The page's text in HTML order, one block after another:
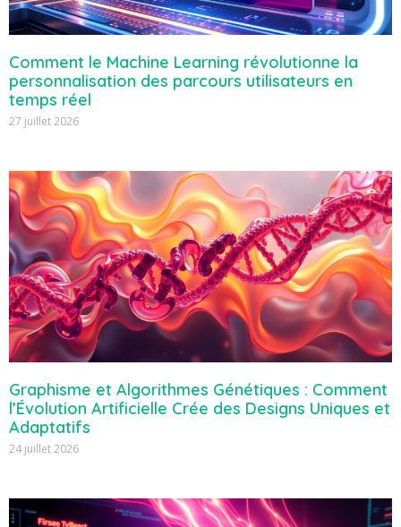
Comment le Machine Learning révolutionne la
personnalisation des parcours utilisateurs en
temps réel
27 juillet 2026
Graphisme et Algorithmes Génétiques : Comment
l’Évolution Artificielle Crée des Designs Uniques et
Adaptatifs
24 juillet 2026